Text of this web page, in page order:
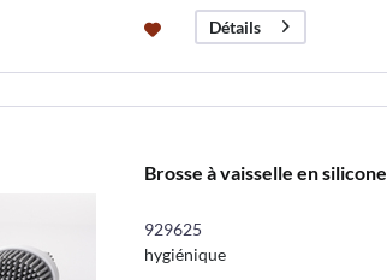
Détails
Brosse à vaisselle en silicone
929625
hygiénique